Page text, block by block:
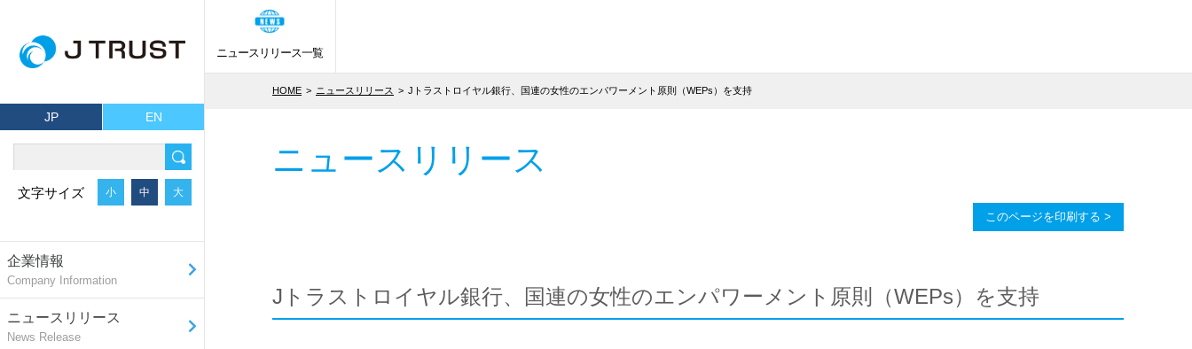
JP EN
文字サイズ 小 中 大
企業情報
Company Information
ニュースリリース
News Release
ニュースリリース一覧
HOME ニュースリリース Jトラストロイヤル銀行、国連の女性のエンパワーメント原則（WEPs）を支持
ニュースリリース
このページを印刷する >
Jトラストロイヤル銀行、国連の女性のエンパワーメント原則（WEPs）を支持